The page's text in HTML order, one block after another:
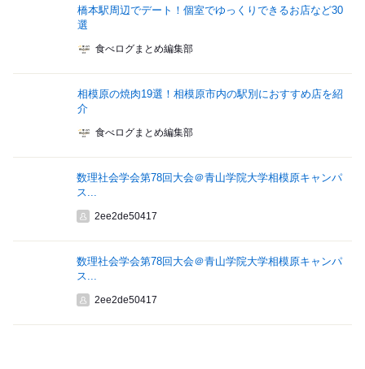
橋本駅周辺でデート！個室でゆっくりできるお店など30
選
食べログまとめ編集部
相模原の焼肉19選！相模原市内の駅別におすすめ店を紹
介
食べログまとめ編集部
数理社会学会第78回大会＠青山学院大学相模原キャンパ
ス...
2ee2de50417
数理社会学会第78回大会＠青山学院大学相模原キャンパ
ス...
2ee2de50417